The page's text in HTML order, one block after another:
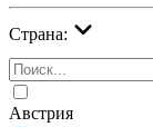
Страна:
Австрия